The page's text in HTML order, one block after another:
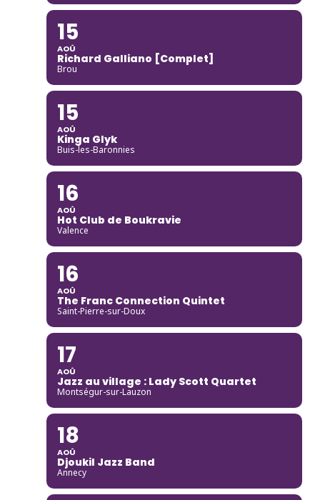
15
AOÛ
Richard Galliano [Complet]
Brou
15
AOÛ
Kinga Glyk
Buis-les-Baronnies
16
AOÛ
Hot Club de Boukravie
Valence
16
AOÛ
The Franc Connection Quintet
Saint-Pierre-sur-Doux
17
AOÛ
Jazz au village : Lady Scott Quartet
Montségur-sur-Lauzon
18
AOÛ
Djoukil Jazz Band
Annecy